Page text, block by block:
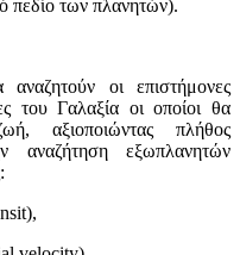
πεδίο των πλανητών).
οι επιστήμονες
του Γαλαξία οι οποίοι θα
αξιοποιώντας πλήθος
αναζήτηση εξωπλανητών